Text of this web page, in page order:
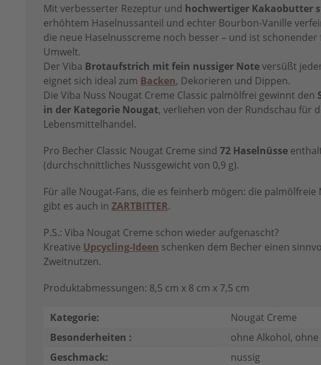
Mit verbesserter Rezeptur und hochwertiger Kakaobutter
erhöhtem Haselnussanteil und echter Bourbon-Vanille
die neue Haselnusscreme noch besser – und ist schonender
Umwelt.
Der Viba Brotaufstrich mit fein nussiger Noteversüßt
eignet sich ideal zum Backen, Dekorieren und Dippen.
Die Viba Nuss Nougat Creme Classic palmölfrei gewinnt den
in der Kategorie Nougat, verliehen von der Rundschau für
Lebensmittelhandel.
Pro Becher Classic Nougat Creme sind 72 Haselnüsse
(durchschnittliches Nussgewicht von 0,9 g).
Für alle Nougat-Fans, die es feinherb mögen: die palmölfreie
gibt es auch in ZARTBITTER.
P.S.: Viba Nougat Creme schon wieder aufgenascht?
Kreative Upcycling-Ideen schenken dem Becher einen
Zweitnutzen.
Produktabmessungen: 8,5 cm x 8 cm x 7,5 cm
Kategorie:
Nougat Creme
Besonderheiten :
ohne Alkohol, ohne
Geschmack:
nussig